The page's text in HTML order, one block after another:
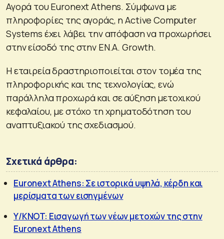
Αγορά του Euronext Athens. Σύμφωνα με
πληροφορίες της αγοράς, η Active Computer
Systems έχει λάβει την απόφαση να προχωρήσει
στην είσοδό της στην ΕΝ.Α. Growth.
Η εταιρεία δραστηριοποιείται στον τομέα της
πληροφορικής και της τεχνολογίας, ενώ
παράλληλα προχωρά και σε αύξηση μετοχικού
κεφαλαίου, με στόχο τη χρηματοδότηση του
αναπτυξιακού της σχεδιασμού.
Σχετικά άρθρα:
Euronext Athens: Σε ιστορικά υψηλά, κέρδη και
μερίσματα των εισηγμένων
Y/KNOT: Eισαγωγή των νέων μετοχών της στην
Euronext Athens